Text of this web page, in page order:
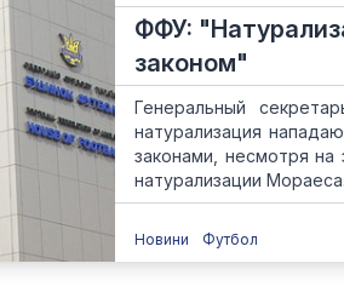
ФФУ:
законом"
Генеральный
натурализация
законами, несмотря на
натурализации
Новини Футбол